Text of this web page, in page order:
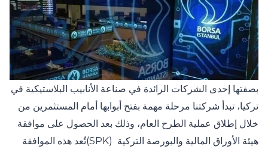
بصفتها إحدى الشركات الرائدة في صناعة الأنابيب البلاستيكية في
تركيا، تبدأ شركتنا مرحلة مهمة بفتح أبوابها أمام المستثمرين من
خلال إطلاق عملية الطرح العام، وذلك بعد الحصول على موافقة
هيئة الأوراق المالية والبورصة التركية (SPK)تُعد هذه الموافقة